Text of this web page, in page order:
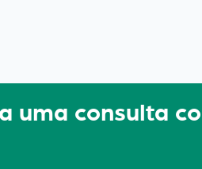
uma consulta